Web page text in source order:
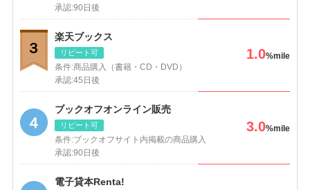
承認:90日後
楽天ブックス
リピート可
条件:商品購入（書籍・CD・DVD）
承認:45日後
1.0%mile
ブックオフオンライン販売
リピート可
条件:ブックオフサイト内掲載の商品購入
承認:90日後
3.0%mile
電子貸本Renta!